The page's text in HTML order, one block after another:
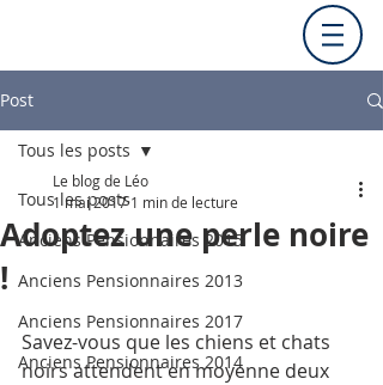
Post
Tous les posts
Anciens Pensionnaires 2015
Anciens Pensionnaires 2013
Anciens Pensionnaires 2017
Anciens Pensionnaires 2014
Tous les posts
Adoptez une perle noire
!
Le blog de Léo
1 mai 2017 1 min de lecture
Savez-vous que les chiens et chats
noirs attendent en moyenne deux